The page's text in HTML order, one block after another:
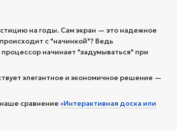
на годы. Сам экран — это надежное
с "начинкой"? Ведь
начинает "задумываться" при
элегантное и экономичное решение —
сравнение «Интерактивная доска или